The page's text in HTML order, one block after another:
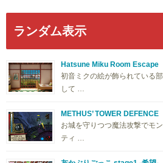
ランダム表示
Hatsune Miku Room Escape
初音ミクの絵が飾られている
して …
METHUS’ TOWER DEFENCE
お城を守りつつ魔法攻撃でモ
ティ …